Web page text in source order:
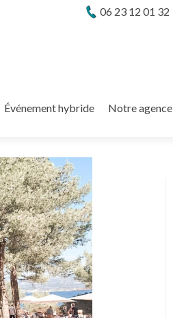
06 23 12 01 32
Événement hybride Notre agence